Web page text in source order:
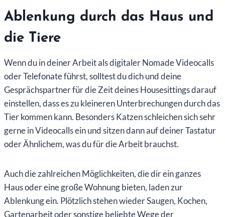
Ablenkung durch das Haus und
die Tiere
Wenn du in deiner Arbeit als digitaler Nomade Videocalls
oder Telefonate führst, solltest du dich und deine
Gesprächspartner für die Zeit deines Housesittings darauf
einstellen, dass es zu kleineren Unterbrechungen durch das
Tier kommen kann. Besonders Katzen schleichen sich sehr
gerne in Videocalls ein und sitzen dann auf deiner Tastatur
oder Ähnlichem, was du für die Arbeit brauchst.
Auch die zahlreichen Möglichkeiten, die dir ein ganzes
Haus oder eine große Wohnung bieten, laden zur
Ablenkung ein. Plötzlich stehen wieder Saugen, Kochen,
Gartenarbeit oder sonstige beliebte Wege der